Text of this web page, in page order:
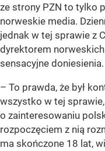
ze strony PZN to tylko
norweskie media.
jednak w tej sprawie z
dyrektorem
sensacyjne doniesienia.
– To prawda, że był
wszystko w tej
o zainteresowaniu
rozpoczęciem z nią
ma skończone 18 lat,